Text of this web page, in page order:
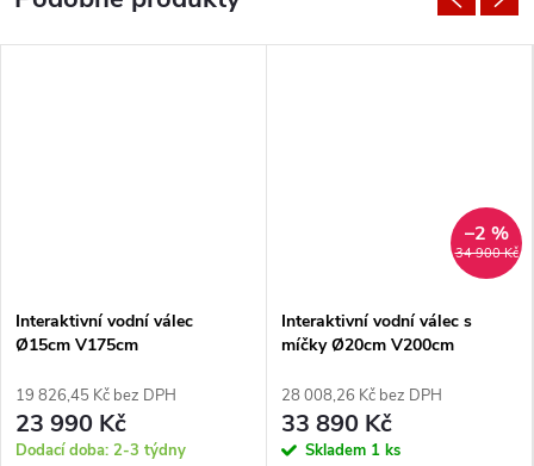
Interaktivní vodní válec
Ø15cm V175cm
19 826,45 Kč bez DPH
23 990 Kč
Dodací doba: 2-3 týdny
34 900 Kč
–2 %
Interaktivní vodní válec s
míčky Ø20cm V200cm
28 008,26 Kč bez DPH
33 890 Kč
Skladem 1 ks